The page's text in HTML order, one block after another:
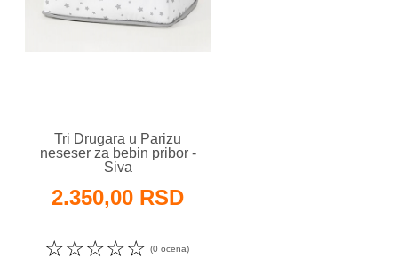
Tri Drugara u Parizu
neseser za bebin pribor -
Siva
2.350,00 RSD
☆
☆
☆
☆
☆ (0 ocena)